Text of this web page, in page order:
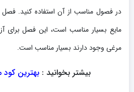
در فصول مناسب از آن استفاده کنید.
مایع بسیار مناسب است، این فصل برای
مرغی وجود دارند بسیار مناسب است.
بیشتر بخوانید :بهترین کود